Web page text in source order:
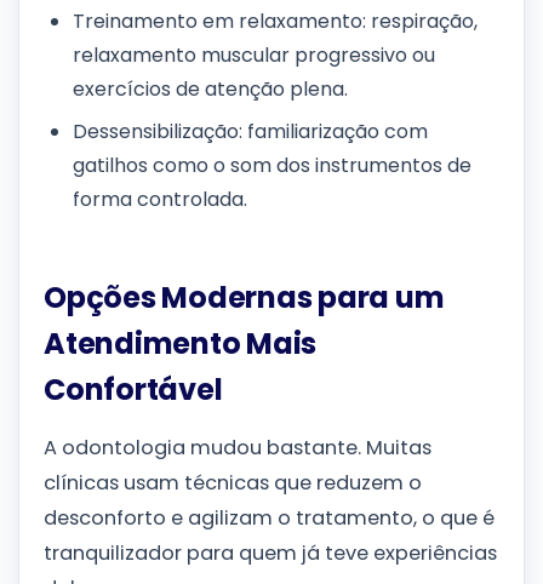
Treinamento em relaxamento: respiração,
relaxamento muscular progressivo ou
exercícios de atenção plena.
Dessensibilização: familiarização com
gatilhos como o som dos instrumentos de
forma controlada.
Opções Modernas para um
Atendimento Mais
Confortável
A odontologia mudou bastante. Muitas
clínicas usam técnicas que reduzem o
desconforto e agilizam o tratamento, o que é
tranquilizador para quem já teve experiências